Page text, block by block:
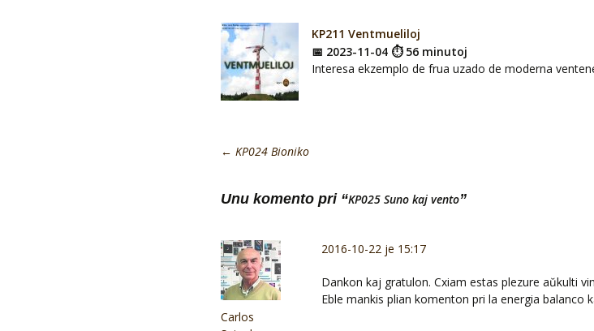
KP211 Ventmueliloj
📅 2023-11-04 ⏱ 56 minutoj
Interesa ekzemplo de frua uzado de moderna
← KP024 Bioniko
Unu komento pri “KP025 Suno kaj vento”
Carlos
2016-10-22 je 15:17
Dankon kaj gratulon. Cxiam estas plezure aŭkulti
Eble mankis plian komenton pri la energia balanco